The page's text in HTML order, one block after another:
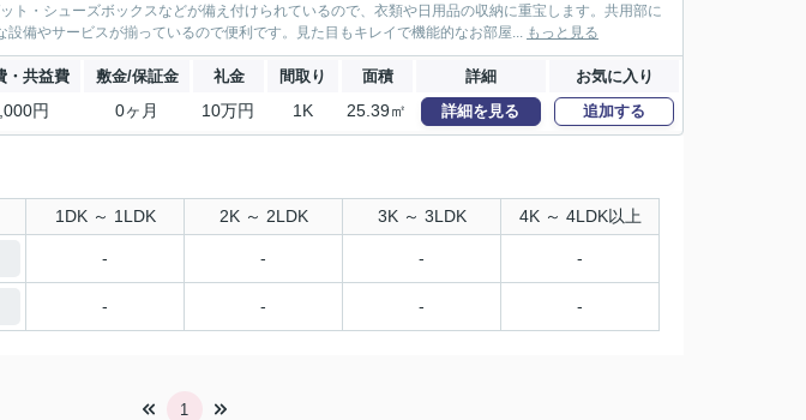
ト・シューズボックスなどが備え付けられているので、衣類や日用品の収納に重宝します。共用部に
備やサービスが揃っているので便利です。見た目もキレイで機能的なお部屋... もっと見る
・共益費 敷金/保証金 礼金 間取り 面積 詳細 お気に入り
円 0ヶ月 10万円 1K 25.39㎡ 詳細を見る 追加する
1DK ～ 1LDK 2K ～ 2LDK 3K ～ 3LDK 4K ～ 4LDK以上
- - - -
- - - -
1